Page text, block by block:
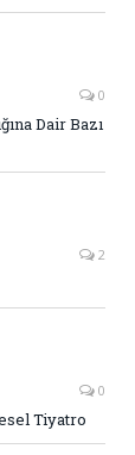
0
Dair Bazı
2
0
Tiyatro